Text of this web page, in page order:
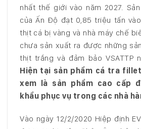
nhất thế giới vào năm 2027.
của Ấn Độ đạt 0,85 triệu tấn
thịt cá bị vàng và nhà máy chế
chưa sản xuất ra được những
thịt trắng và đảm bảo VSATTP
Hiện tại sản phẩm cá tra
xem là sản phẩm cao cấp
khẩu phục vụ trong các nhà
Vào ngày 12/2/2020 Hiệp định